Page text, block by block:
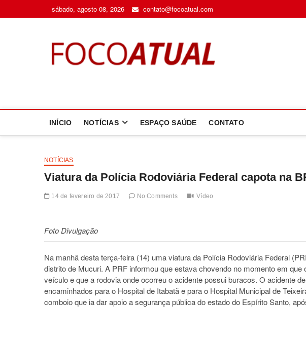
to
sábado, agosto 08, 2026 contato@focoatual.com
INÍCIO NOTÍCIAS ESPAÇO SAÚDE CONTATO
NOTÍCIAS
Viatura da Polícia Rodoviária Federal capota na
14 de fevereiro de 2017 No Comments Vídeo
Foto Divulgação
Na manhã desta terça-feira (14) uma viatura da Polícia Rodoviária Federal
distrito de Mucuri. A PRF informou que estava chovendo no momento em
veículo e que a rodovia onde ocorreu o acidente possui buracos. O acidente
encaminhados para o Hospital de Itabatã e para o Hospital Municipal de
comboio que ia dar apoio a segurança pública do estado do Espírito Santo,